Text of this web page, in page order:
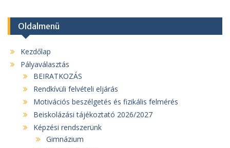
Oldalmenü
Kezdőlap
Pályaválasztás
BEIRATKOZÁS
Rendkívüli felvételi eljárás
Motivációs beszélgetés és fizikális felmérés
Beiskolázási tájékoztató 2026/2027
Képzési rendszerünk
Gimnázium